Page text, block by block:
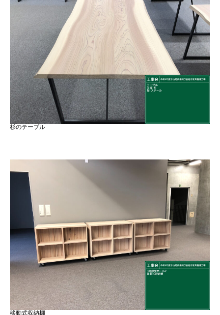
杉のテーブル
移動式収納棚